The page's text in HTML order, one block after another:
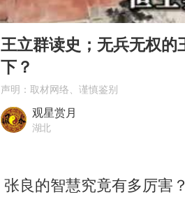
年内最贵新
向鹏0-3不敌
命案逃犯躲
东方之约 相约
Play
00:00
王立群读史；无兵无权
下？
声明：取材网络、谨慎鉴别
观星赏月
湖北
张良的智慧究竟有多厉害？